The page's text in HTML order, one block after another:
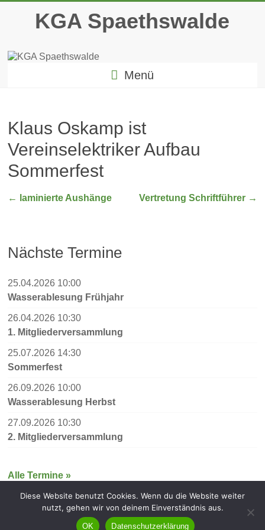
springenKGA Spaethswalde
Menü
Klaus Oskamp ist
Vereinselektriker Aufbau
Sommerfest
← laminierte Aushänge Vertretung Schriftführer →
Nächste Termine
25.04.2026 10:00
Wasserablesung Frühjahr
26.04.2026 10:30
1. Mitgliederversammlung
25.07.2026 14:30
Sommerfest
26.09.2026 10:00
Wasserablesung Herbst
27.09.2026 10:30
2. Mitgliederversammlung
Alle Termine »
Copyright © 2026KGA Spaethswalde. Alle Rechte vorbehalten.
Diese Website benutzt Cookies. Wenn du die Website weiter
nutzt, gehen wir von deinem Einverständnis aus.
OK Datenschutzerklärung